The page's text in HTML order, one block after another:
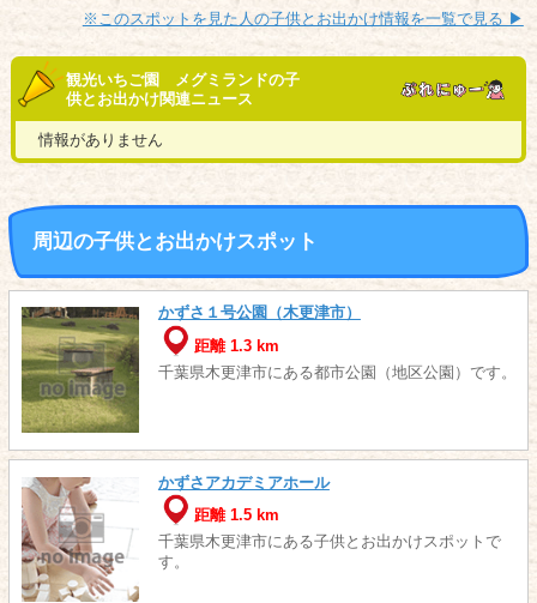
※このスポットを見た人の子供とお出かけ情報を一覧で見る ▶︎
観光いちご園 メグミランドの子
供とお出かけ関連ニュース
情報がありません
周辺の子供とお出かけスポット
かずさ１号公園（木更津市）
距離 1.3 km
千葉県木更津市にある都市公園（地区公園）です。
かずさアカデミアホール
距離 1.5 km
千葉県木更津市にある子供とお出かけスポットで
す。